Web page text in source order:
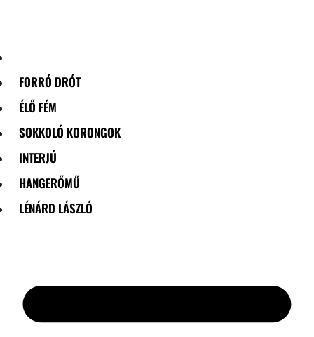
FORRÓ DRÓT
ÉLŐ FÉM
SOKKOLÓ KORONGOK
INTERJÚ
HANGERŐMŰ
LÉNÁRD LÁSZLÓ